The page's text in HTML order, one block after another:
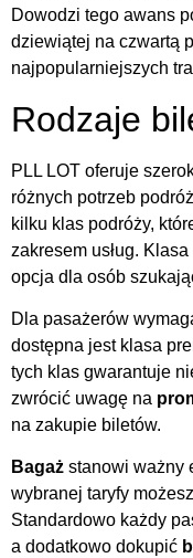
Dowodzi tego awans
dziewiątej na czwartą
najpopularniejszych
Rodzaje
PLL LOT oferuje
różnych potrzeb
kilku klas podróży,
zakresem usług.
opcja dla osób
Dla pasażerów
dostępna jest klasa
tych klas gwarantuje
zwrócić uwagę na
na zakupie biletów.
Bagaż stanowi ważny
wybranej taryfy
Standardowo każdy
a dodatkowo dokupić